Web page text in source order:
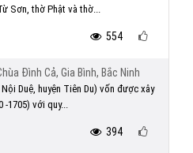
Sơn, thờ Phật và thờ...
554
Đình Cả, Gia Bình, Bắc Ninh
Duệ, huyện Tiên Du) vốn được xây
-1705) với quy...
394